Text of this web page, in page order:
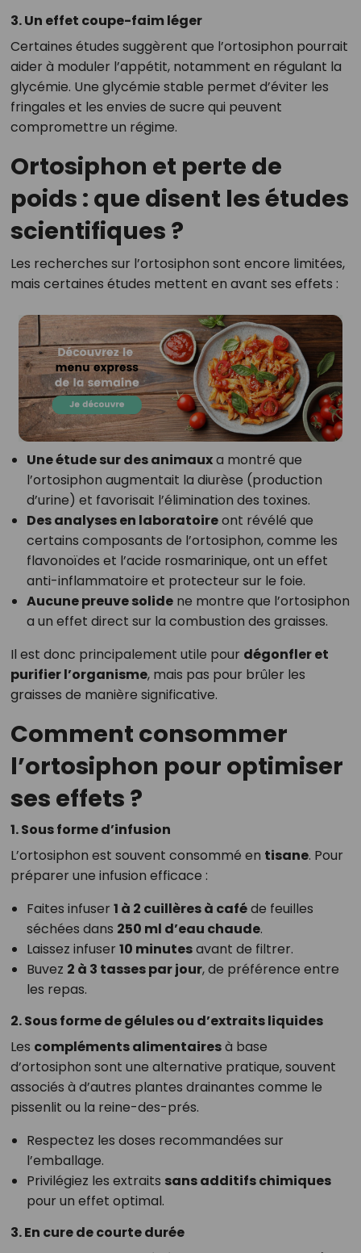
3. Un effet coupe-faim léger
Certaines études suggèrent que l’ortosiphon pourrait
aider à moduler l’appétit, notamment en régulant la
glycémie. Une glycémie stable permet d’éviter les
fringales et les envies de sucre qui peuvent
compromettre un régime.
Ortosiphon et perte de
poids : que disent les études
scientifiques ?
Les recherches sur l’ortosiphon sont encore limitées,
mais certaines études mettent en avant ses effets :
Une étude sur des animauxa montré que
l’ortosiphon augmentait la diurèse (production
d’urine) et favorisait l’élimination des toxines.
Des analyses en laboratoireont révélé que
certains composants de l’ortosiphon, comme les
flavonoïdes et l’acide rosmarinique, ont un effet
anti-inflammatoire et protecteur sur le foie.
Aucune preuve solidene montre que l’ortosiphon
a un effet direct sur la combustion des graisses.
Il est donc principalement utile pour dégonfler et
purifier l’organisme, mais pas pour brûler les
graisses de manière significative.
Comment consommer
l’ortosiphon pour optimiser
ses effets ?
1. Sous forme d’infusion
L’ortosiphon est souvent consommé en tisane. Pour
préparer une infusion efficace :
Faites infuser 1 à 2 cuillères à caféde feuilles
séchées dans 250 ml d’eau chaude.
Laissez infuser 10 minutesavant de filtrer.
Buvez 2 à 3 tasses par jour, de préférence entre
les repas.
2. Sous forme de gélules ou d’extraits liquides
Les compléments alimentairesà base
d’ortosiphon sont une alternative pratique, souvent
associés à d’autres plantes drainantes comme le
pissenlit ou la reine-des-prés.
Respectez les doses recommandées sur
l’emballage.
Privilégiez les extraits sans additifs chimiques
pour un effet optimal.
3. En cure de courte durée